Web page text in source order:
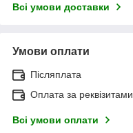
Всі умови доставки
Умови оплати
Післяплата
Оплата за реквізитами
Всі умови оплати